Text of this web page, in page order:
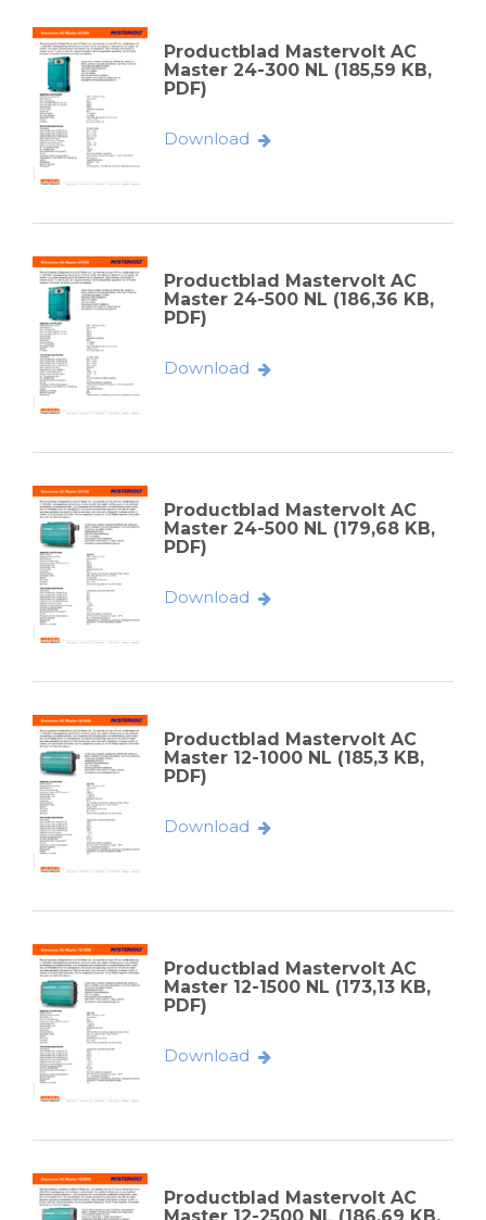
Productblad Mastervolt AC
Master 24-300 NL (185,59 KB,
PDF)
Download
Productblad Mastervolt AC
Master 24-500 NL (186,36 KB,
PDF)
Download
Productblad Mastervolt AC
Master 24-500 NL (179,68 KB,
PDF)
Download
Productblad Mastervolt AC
Master 12-1000 NL (185,3 KB,
PDF)
Download
Productblad Mastervolt AC
Master 12-1500 NL (173,13 KB,
PDF)
Download
Productblad Mastervolt AC